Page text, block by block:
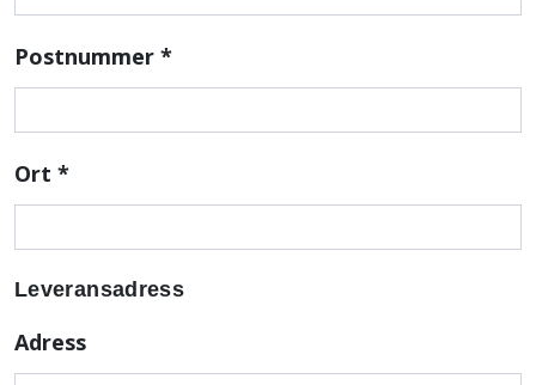
Postnummer *
Ort *
Leveransadress
Adress